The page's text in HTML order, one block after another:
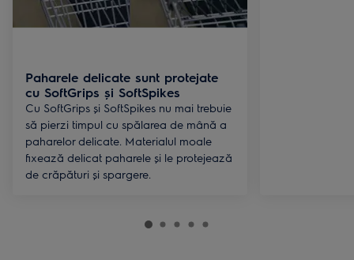
Paharele delicate sunt protejate
cu SoftGrips și SoftSpikes
Cu SoftGrips și SoftSpikes nu mai trebuie
să pierzi timpul cu spălarea de mână a
paharelor delicate. Materialul moale
fixează delicat paharele și le protejează
de crăpături și spargere.